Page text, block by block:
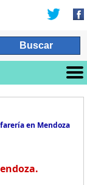
en Mendoza